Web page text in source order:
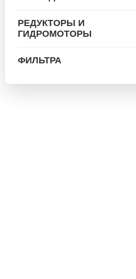
РЕДУКТОРЫ И
ГИДРОМОТОРЫ
ФИЛЬТРА